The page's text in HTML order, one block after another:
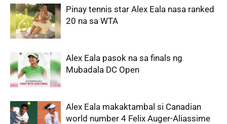
Pinay tennis star Alex Eala nasa ranked
20 na sa WTA
Alex Eala pasok na sa finals ng
Mubadala DC Open
Alex Eala makaktambal si Canadian
world number 4 Felix Auger-Aliassime